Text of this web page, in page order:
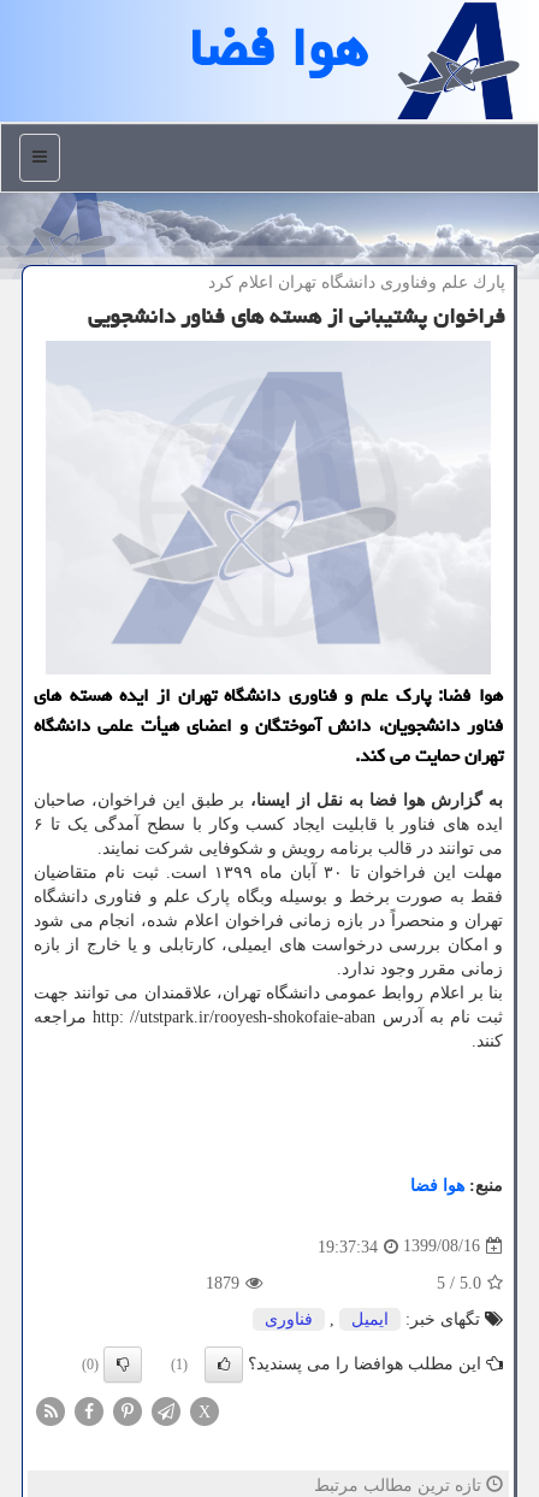
هوا فضا
منو
پارك علم وفناوری دانشگاه تهران اعلام كرد
فراخوان پشتیبانی از هسته های فناور دانشجویی
هوا فضا: پارك علم و فناوری دانشگاه تهران از ایده هسته های
فناور دانشجویان، دانش آموختگان و اعضای هیأت علمی دانشگاه
تهران حمایت می كند.
به گزارش هوا فضا به نقل از ایسنا، بر طبق این فراخوان، صاحبان
ایده های فناور با قابلیت ایجاد کسب وکار با سطح آمدگی یک تا ۶
می توانند در قالب برنامه رویش و شکوفایی شرکت نمایند.
مهلت این فراخوان تا ۳۰ آبان ماه ۱۳۹۹ است. ثبت نام متقاضیان
فقط به صورت برخط و بوسیله وبگاه پارک علم و فناوری دانشگاه
تهران و منحصراً در بازه زمانی فراخوان اعلام شده، انجام می شود
و امکان بررسی درخواست های ایمیلی، کارتابلی و یا خارج از بازه
زمانی مقرر وجود ندارد.
بنا بر اعلام روابط عمومی دانشگاه تهران، علاقمندان می توانند جهت
ثبت نام به آدرس http: //utstpark.ir/rooyesh-shokofaie-aban مراجعه
کنند.
منبع: هوا فضا
1399/08/16
19:37:34
5.0
/
5
1879
تگهای خبر:
ایمیل , فناوری
این مطلب هوافضا را می پسندید؟ (1)
(0)
X
تازه ترین مطالب مرتبط